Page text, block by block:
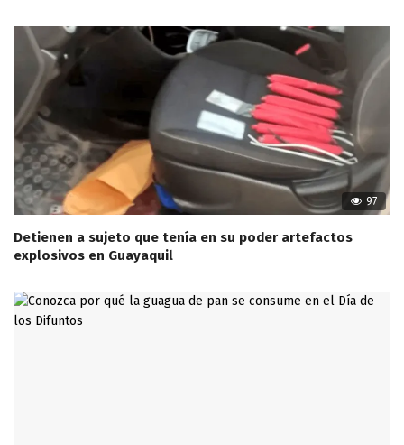
97
Detienen a sujeto que tenía en su poder artefactos
explosivos en Guayaquil